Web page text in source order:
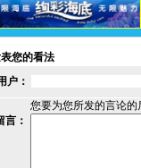
您的看法
户：
您要为您所发的言论
言：